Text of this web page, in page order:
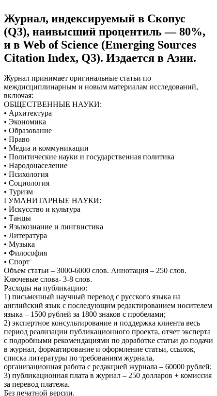
Журнал, индексируемый в Скопус
(Q3), наивысший процентиль — 80%,
и в Web of Science (Emerging Sources
Citation Index, Q3). Издается в Азии.
Журнал принимает оригинальные статьи по
междисциплинарным и новым материалам исследований,
включая:
ОБЩЕСТВЕННЫЕ НАУКИ:
• Архитектура
• Экономика
• Образование
• Право
• Медиа и коммуникации
• Политические науки и государственная политика
• Народонаселение
• Психология
• Социология
• Туризм
ГУМАНИТАРНЫЕ НАУКИ:
• Искусство и культура
• Танцы
• Языкознание и лингвистика
• Литература
• Музыка
• Философия
• Спорт
Объем статьи – 3000-6000 слов. Аннотация – 250 слов.
Ключевые слова- 3-8 слов.
Расходы на публикацию:
1) письменный научный перевод с русского языка на
английский язык с последующим редактированием носителем
языка – 1500 рублей за 1800 знаков с пробелами;
2) экспертное консультирование и поддержка клиента весь
период реализации публикационного проекта, отчет эксперта
с подробными рекомендациями по доработке статьи до подачи
в журнал, форматирование и оформление статьи, ссылок,
списка литературы по требованиям журнала,
организационная работа с редакцией журнала – 60000 рублей;
3) публикационная плата в журнал – 250 долларов + комиссия
за перевод платежа.
Без печатной версии.